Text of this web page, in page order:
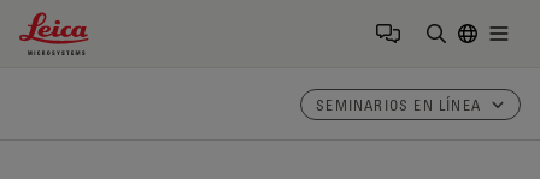
Leica Microsystems Logo
SEMINARIOS EN LÍNEA